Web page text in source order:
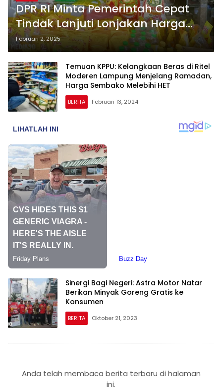
DPR RI Minta Pemerintah Cepat
Tindak Lanjuti Lonjakan Harga
Minyak Goreng di Lampung yang
Tembus Rp20 Ribu Perliter
Februari 2, 2025
Temuan KPPU: Kelangkaan Beras di Ritel
Moderen Lampung Menjelang Ramadan,
Harga Sembako Melebihi HET
BERITA Februari 13, 2024
Sinergi Bagi Negeri: Astra Motor Natar
Berikan Minyak Goreng Gratis ke
Konsumen
BERITA Oktober 21, 2023
Anda telah membaca berita terbaru di halaman
ini.